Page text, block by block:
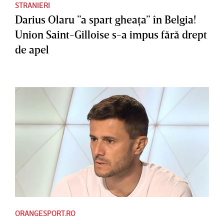
STRANIERI
Darius Olaru ”a spart gheaţa” în Belgia!
Union Saint-Gilloise s-a impus fără drept
de apel
ORANGESPORT.RO